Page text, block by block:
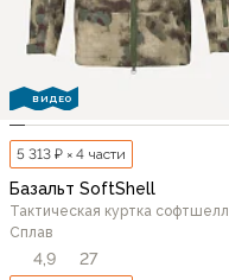
ВИДЕО
5 313 ₽ × 4 части
Базальт SoftShell
Тактическая куртка софтшелл
Сплав
4,9 27